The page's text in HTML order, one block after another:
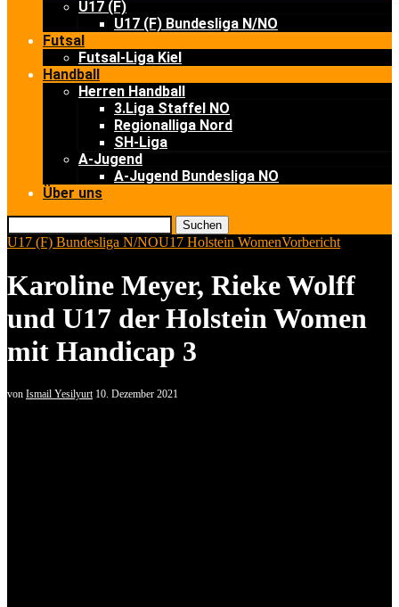
U17 (F)
U17 (F) Bundesliga N/NO
Futsal
Futsal-Liga Kiel
Handball
Herren Handball
3.Liga Staffel NO
Regionalliga Nord
SH-Liga
A-Jugend
A-Jugend Bundesliga NO
Über uns
Suchen
U17 (F) Bundesliga N/NOU17 Holstein WomenVorbericht
Karoline Meyer, Rieke Wolff
und U17 der Holstein Women
mit Handicap 3
von Ismail Yesilyurt 10. Dezember 2021